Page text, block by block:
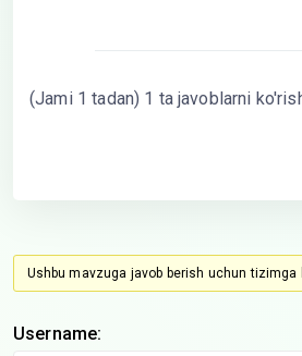
(Jami 1 tadan) 1 ta javoblarni
Ushbu mavzuga javob berish uchun tizimga
Username: